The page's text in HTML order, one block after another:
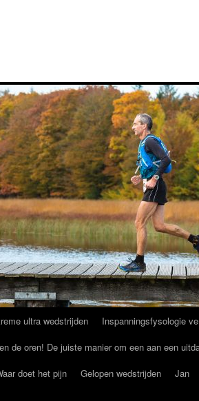
ultra wedstrijden Inspanningsfysologie
de oren! De juiste manier om een aan een
doet het pijn Gelopen wedstrijden Jan